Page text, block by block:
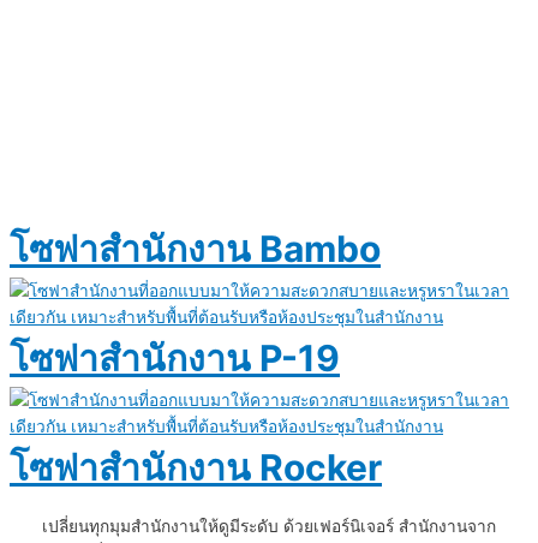
โซฟาสำนักงาน Bambo
โซฟาสำนักงาน P-19
โซฟาสำนักงาน Rocker
เปลี่ยนทุกมุมสำนักงานให้ดูมีระดับ ด้วยเฟอร์นิเจอร์ สำนักงานจาก